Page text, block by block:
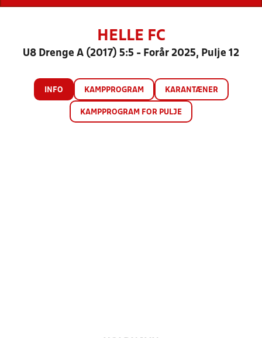
HELLE FC
U8 Drenge A (2017) 5:5 - Forår 2025, Pulje 12
INFO KAMPPROGRAM KARANTÆNER
KAMPPROGRAM FOR PULJE